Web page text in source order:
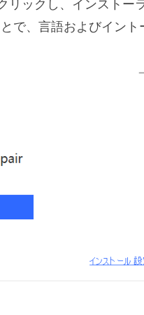
ックし、インストー
で、言語およびイント